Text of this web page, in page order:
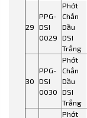
29
PPG-
DSI
0029
Phớt
Chắn
Dầu
DSI
Trắng
30
PPG-
DSI
0030
Phớt
Chắn
Dầu
DSI
Trắng
Phớt